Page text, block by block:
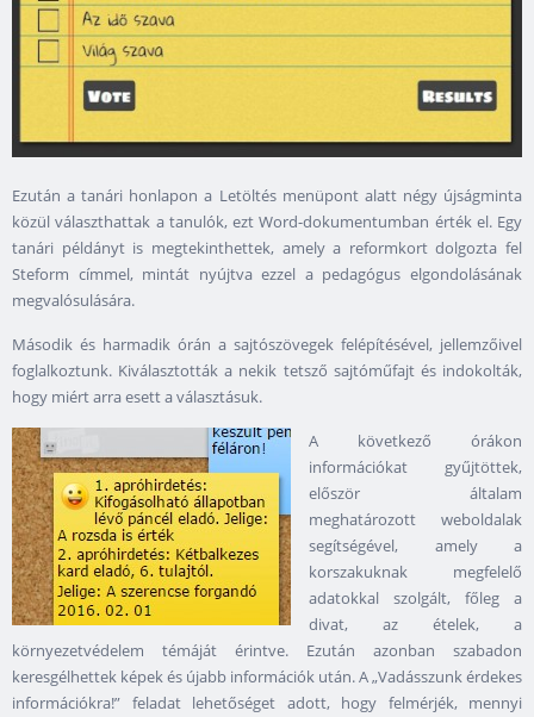
Ezután a tanári honlapon a Letöltés menüpont alatt négy újságminta
közül választhattak a tanulók, ezt Word-dokumentumban érték el. Egy
tanári példányt is megtekinthettek, amely a reformkort dolgozta fel
Steform címmel, mintát nyújtva ezzel a pedagógus elgondolásának
megvalósulására.
Második és harmadik órán a sajtószövegek felépítésével, jellemzőivel
foglalkoztunk. Kiválasztották a nekik tetsző sajtóműfajt és indokolták,
hogy miért arra esett a választásuk.
A következő órákon
információkat gyűjtöttek,
először általam
meghatározott weboldalak
segítségével, amely a
korszakuknak megfelelő
adatokkal szolgált, főleg a
divat, az ételek, a
környezetvédelem témáját érintve. Ezután azonban szabadon
keresgélhettek képek és újabb információk után. A „Vadásszunk érdekes
információkra!” feladat lehetőséget adott, hogy felmérjék, mennyi